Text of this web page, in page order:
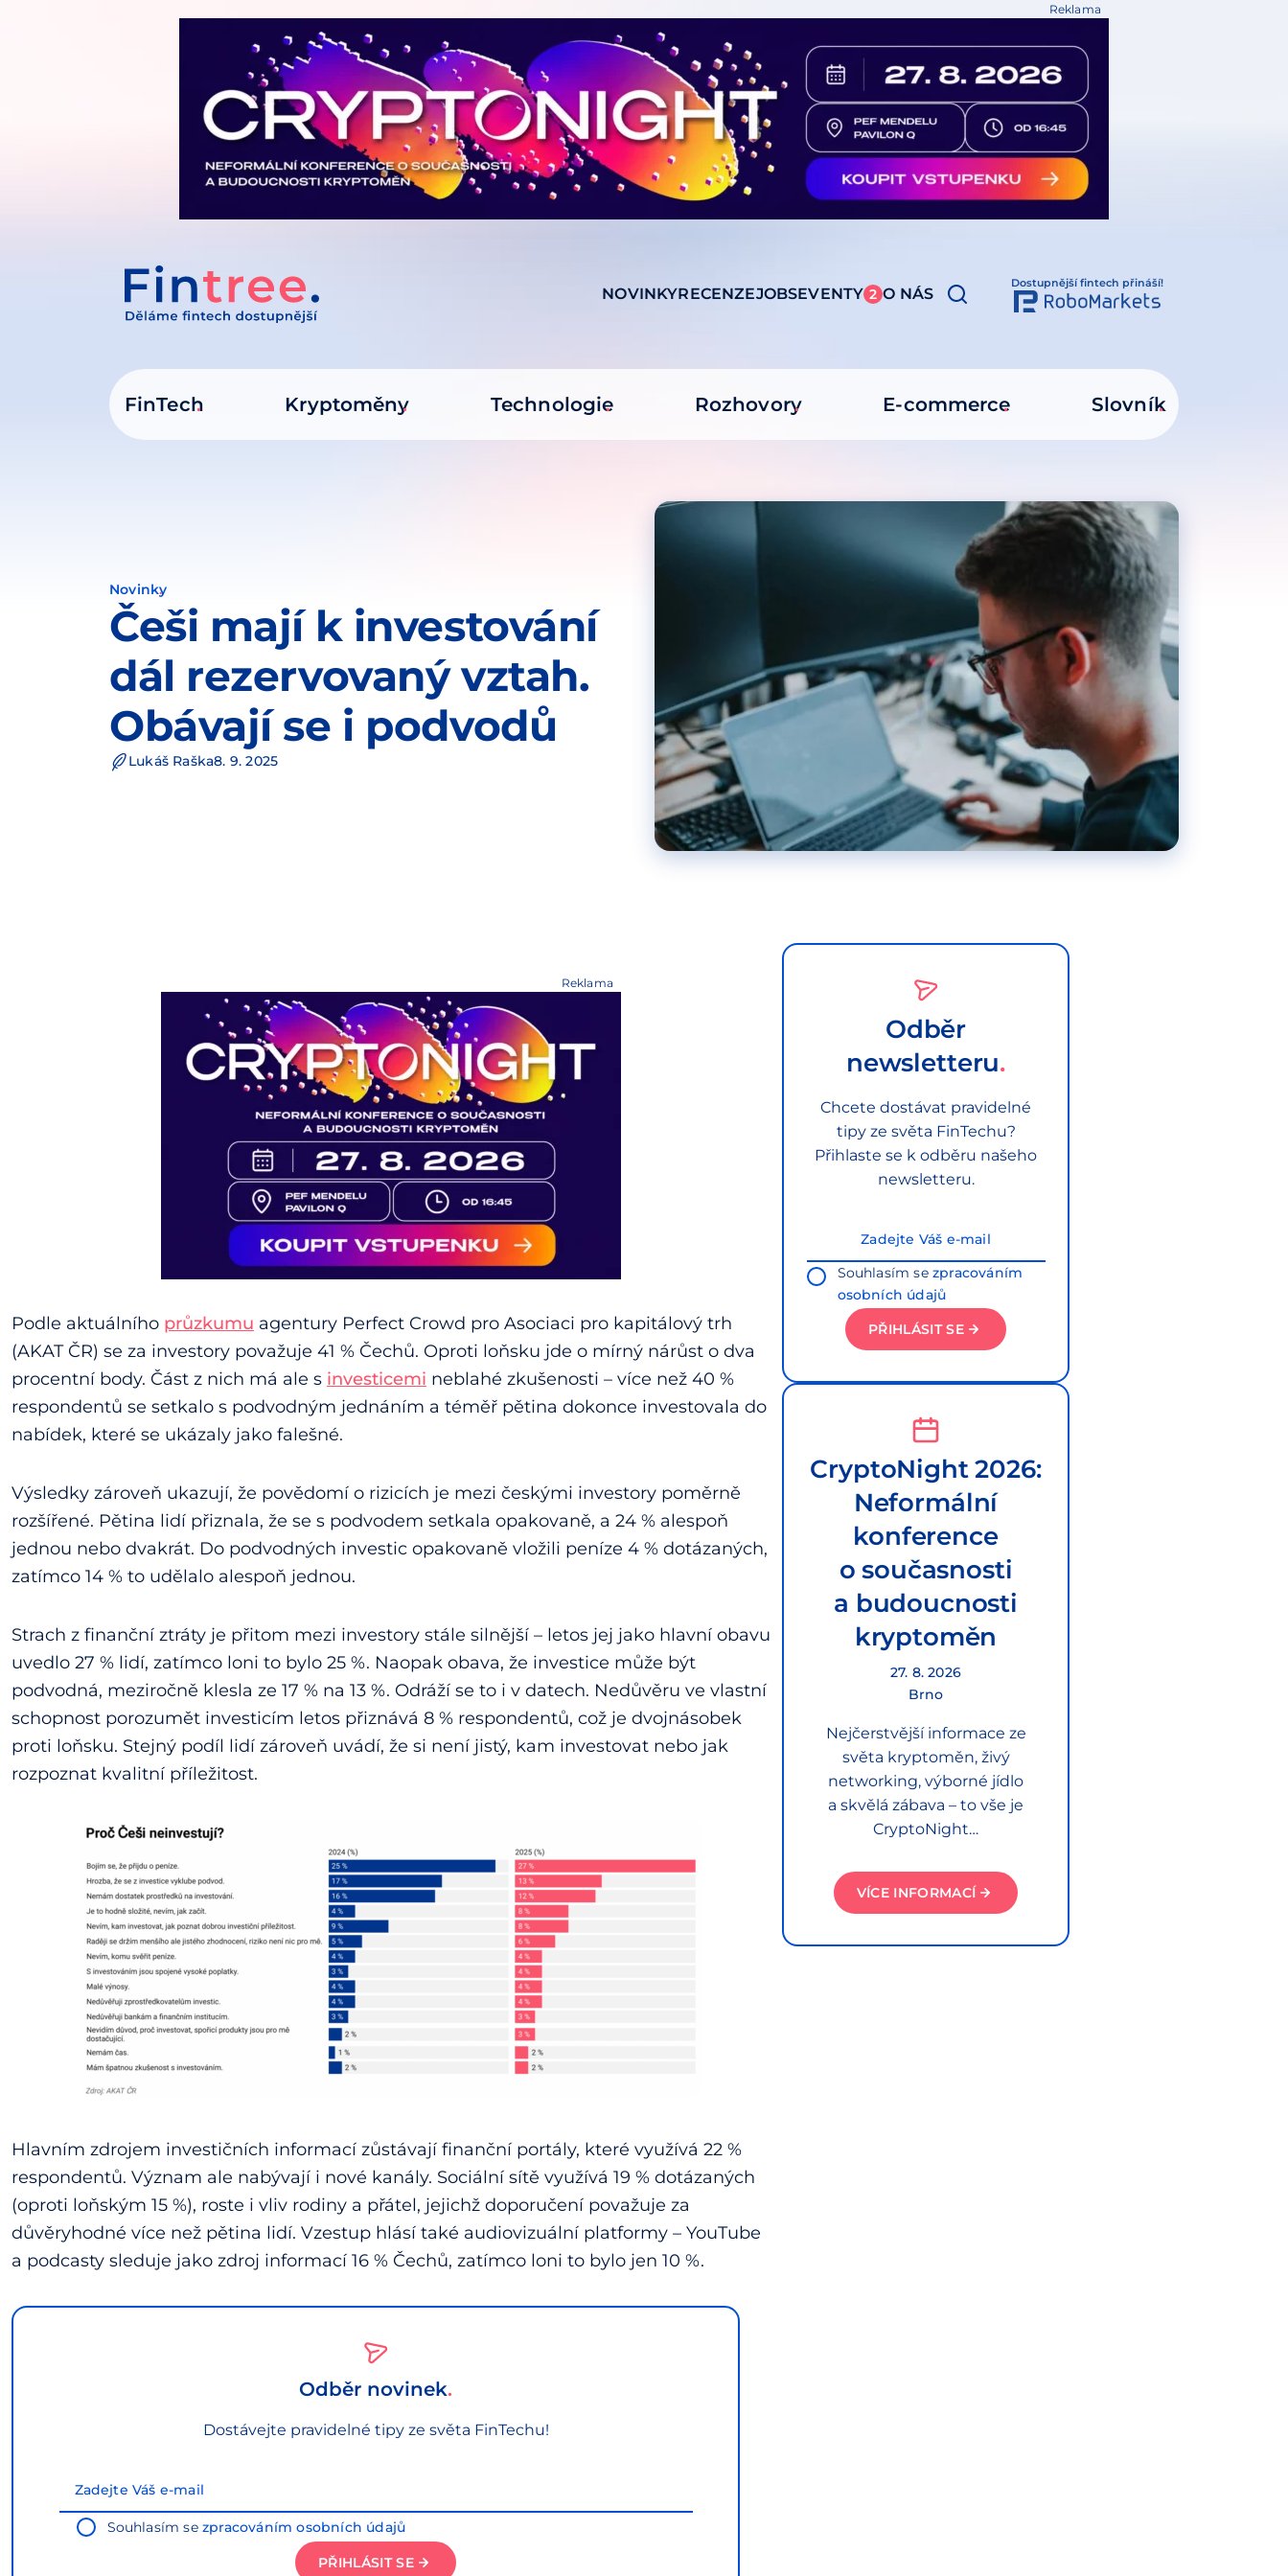
Reklama
NOVINKYRECENZEJOBSEVENTY 2 O NÁS
Dostupnější fintech přináší!
FinTech Kryptoměny Technologie Rozhovory E-commerce Slovník
Novinky
Češi mají k investování
dál rezervovaný vztah.
Obávají se i podvodů
Lukáš Raška8. 9. 2025
Reklama
Podle aktuálního průzkumu agentury Perfect Crowd pro Asociaci pro kapitálový trh
(AKAT ČR) se za investory považuje 41 % Čechů. Oproti loňsku jde o mírný nárůst o dva
procentní body. Část z nich má ale s investicemi neblahé zkušenosti – více než 40 %
respondentů se setkalo s podvodným jednáním a téměř pětina dokonce investovala do
nabídek, které se ukázaly jako falešné.
Výsledky zároveň ukazují, že povědomí o rizicích je mezi českými investory poměrně
rozšířené. Pětina lidí přiznala, že se s podvodem setkala opakovaně, a 24 % alespoň
jednou nebo dvakrát. Do podvodných investic opakovaně vložili peníze 4 % dotázaných,
zatímco 14 % to udělalo alespoň jednou.
Strach z finanční ztráty je přitom mezi investory stále silnější – letos jej jako hlavní obavu
uvedlo 27 % lidí, zatímco loni to bylo 25 %. Naopak obava, že investice může být
podvodná, meziročně klesla ze 17 % na 13 %. Odráží se to i v datech. Nedůvěru ve vlastní
schopnost porozumět investicím letos přiznává 8 % respondentů, což je dvojnásobek
proti loňsku. Stejný podíl lidí zároveň uvádí, že si není jistý, kam investovat nebo jak
rozpoznat kvalitní příležitost.
Hlavním zdrojem investičních informací zůstávají finanční portály, které využívá 22 %
respondentů. Význam ale nabývají i nové kanály. Sociální sítě využívá 19 % dotázaných
(oproti loňským 15 %), roste i vliv rodiny a přátel, jejichž doporučení považuje za
důvěryhodné více než pětina lidí. Vzestup hlásí také audiovizuální platformy – YouTube
a podcasty sleduje jako zdroj informací 16 % Čechů, zatímco loni to bylo jen 10 %.
Odběr novinek
Dostávejte pravidelné tipy ze světa FinTechu!
Souhlasím sezpracováním osobních údajů
PŘIHLÁSIT SE
Odběr
newsletteru
Chcete dostávat pravidelné
tipy ze světa FinTechu?
Přihlaste se k odběru našeho
newsletteru.
Souhlasím sezpracováním
osobních údajů
PŘIHLÁSIT SE
CryptoNight 2026:
Neformální
konference
o současnosti
a budoucnosti
kryptoměn
27. 8. 2026
Brno
Nejčerstvější informace ze
světa kryptoměn, živý
networking, výborné jídlo
a skvělá zábava – to vše je
CryptoNight…
VÍCE INFORMACÍ